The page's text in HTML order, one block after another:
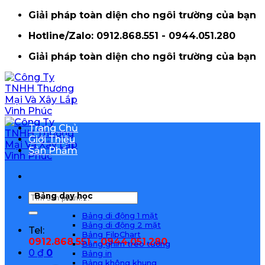
Giải pháp toàn diện cho ngôi trường của bạn
Hotline/Zalo: 0912.868.551 - 0944.051.280
Giải pháp toàn diện cho ngôi trường của bạn
Tìm
kiếm:
Tel:
0912.868.551 - 0944.051.280
0 ₫ 0
Trang Chủ
Giới Thiệu
Sản Phẩm
Bảng dạy học
Bảng di động 1 mặt
Bảng di động 2 mặt
Bảng FilpChart
Bảng ghim treo tường
Bảng in
Bảng không khung